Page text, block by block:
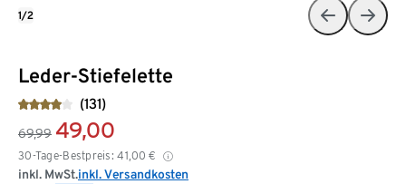
Leder-Stiefelette
(131)
69,99 49,00
30-Tage-Bestpreis: 41,00 €
inkl. MwSt.inkl. Versandkosten
1/2